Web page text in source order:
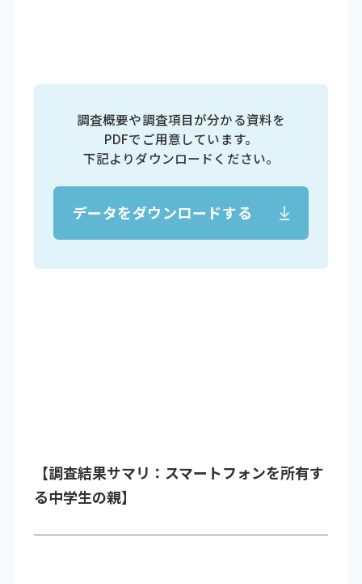
調査概要や調査項目が分かる資料を
PDFでご用意しています。
下記よりダウンロードください。
データをダウンロードする
【調査結果サマリ：スマートフォンを所有す
る中学生の親】